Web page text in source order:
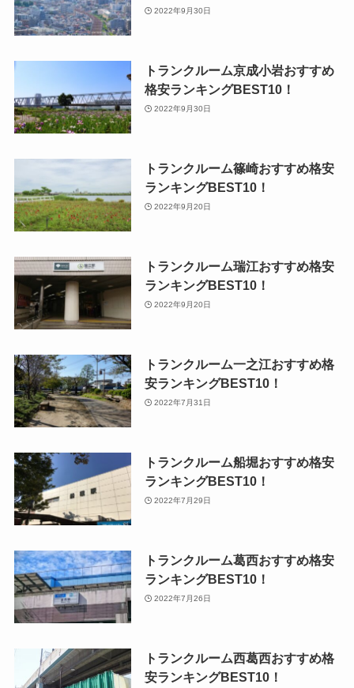
2022年9月30日
トランクルーム京成小岩おすすめ
格安ランキングBEST10！
2022年9月30日
トランクルーム篠崎おすすめ格安
ランキングBEST10！
2022年9月20日
トランクルーム瑞江おすすめ格安
ランキングBEST10！
2022年9月20日
トランクルーム一之江おすすめ格
安ランキングBEST10！
2022年7月31日
トランクルーム船堀おすすめ格安
ランキングBEST10！
2022年7月29日
トランクルーム葛西おすすめ格安
ランキングBEST10！
2022年7月26日
トランクルーム西葛西おすすめ格
安ランキングBEST10！